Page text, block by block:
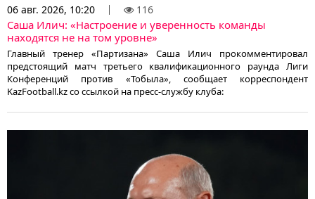
06 авг. 2026, 10:20 116
Саша Илич: «Настроение и уверенность команды
находятся не на том уровне»
Главный тренер «Партизана» Саша Илич прокомментировал
предстоящий матч третьего квалификационного раунда Лиги
Конференций против «Тобыла», сообщает корреспондент
KazFootball.kz со ссылкой на пресс-службу клуба: